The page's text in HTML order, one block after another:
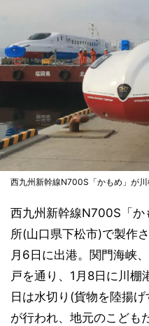
西九州新幹線N700S「かもめ」が
西九州新幹線N700S「か
所(山口県下松市)で製作
月6日に出港。関門海峡
戸を通り、1月8日に川棚
日は水切り(貨物を陸揚
が行われ、地元のこども